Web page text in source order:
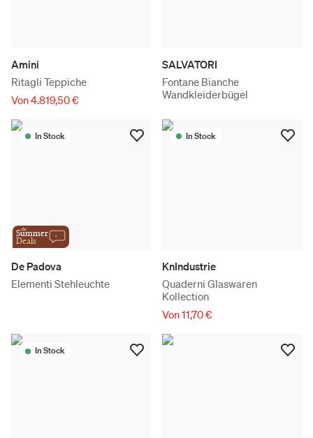
Amini
Ritagli Teppiche
Von 4.819,50 €
SALVATORI
Fontane Bianche
Wandkleiderbügel
In Stock
the
Summer
Deals
De Padova
Elementi Stehleuchte
In Stock
KnIndustrie
Quaderni Glaswaren
Kollection
Von 11,70 €
In Stock